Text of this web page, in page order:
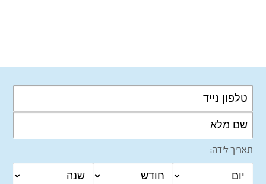
תאריך לידה: